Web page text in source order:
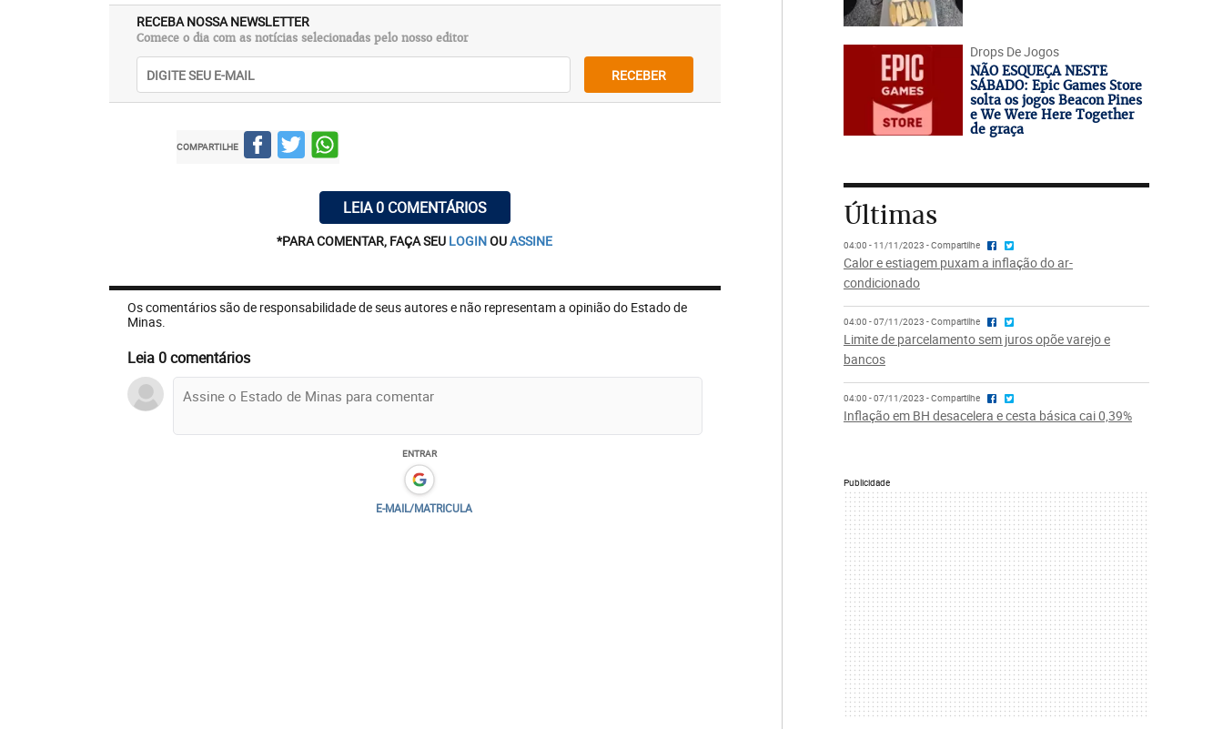
RECEBA NOSSA NEWSLETTER
Comece o dia com as notícias selecionadas pelo nosso editor
RECEBER
COMPARTILHE
LEIA 0 COMENTÁRIOS
*PARA COMENTAR, FAÇA SEU LOGINOUASSINE
Os comentários são de responsabilidade de seus autores e não representam a opinião do Estado de
Minas.
Leia 0 comentários
ENTRAR
E-MAIL/MATRICULA
Drops De Jogos
NÃO ESQUEÇA NESTE
SÁBADO: Epic Games Store
solta os jogos Beacon Pines
e We Were Here Together
de graça
Últimas
04:00 - 11/11/2023 - Compartilhe
Calor e estiagem puxam a inflação do ar-
condicionado
04:00 - 07/11/2023 - Compartilhe
Limite de parcelamento sem juros opõe varejo e
bancos
04:00 - 07/11/2023 - Compartilhe
Inflação em BH desacelera e cesta básica cai 0,39%
Publicidade